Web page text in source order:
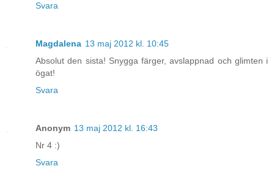
Svara
Magdalena 13 maj 2012 kl. 10:45
Absolut den sista! Snygga färger, avslappnad och glimten i
ögat!
Svara
Anonym 13 maj 2012 kl. 16:43
Nr 4 :)
Svara